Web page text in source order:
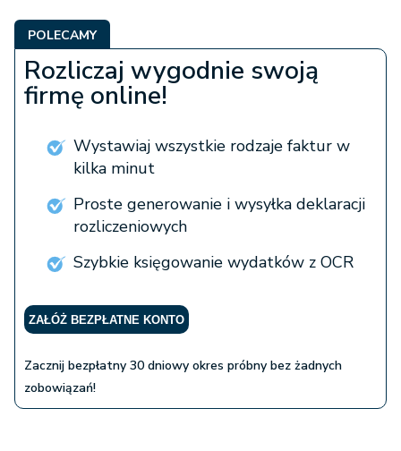
POLECAMY
Rozliczaj wygodnie swoją
firmę online!
Wystawiaj wszystkie rodzaje faktur w
kilka minut
Proste generowanie i wysyłka deklaracji
rozliczeniowych
Szybkie księgowanie wydatków z OCR
ZAŁÓŻ BEZPŁATNE KONTO
Zacznij bezpłatny 30 dniowy okres próbny bez żadnych
zobowiązań!